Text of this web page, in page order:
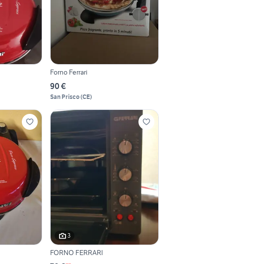
Forno Ferrari
90 €
San Prisco(CE)
3
FORNO FERRARI